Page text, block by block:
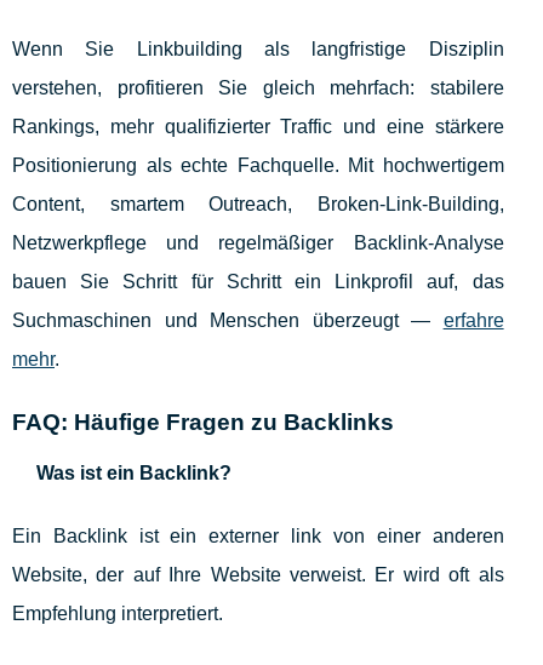
Wenn Sie Linkbuilding als langfristige Disziplin
verstehen, profitieren Sie gleich mehrfach: stabilere
Rankings, mehr qualifizierter Traffic und eine stärkere
Positionierung als echte Fachquelle. Mit hochwertigem
Content, smartem Outreach, Broken-Link-Building,
Netzwerkpflege und regelmäßiger Backlink-Analyse
bauen Sie Schritt für Schritt ein Linkprofil auf, das
Suchmaschinen und Menschen überzeugt — erfahre
mehr.
FAQ: Häufige Fragen zu Backlinks
Was ist ein Backlink?
Ein Backlink ist ein externer link von einer anderen
Website, der auf Ihre Website verweist. Er wird oft als
Empfehlung interpretiert.